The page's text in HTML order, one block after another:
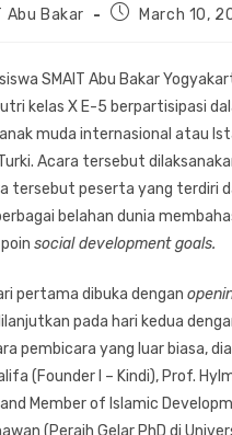
Abu Bakar
PostMarch 10,
SMAIT Abu Bakar
kelas X E-5 berpartisipasi
muda internasional atau
Acara tersebut
tersebut peserta yang terdiri
belahan dunia
social development goals.
pertama dibuka dengan
pada hari kedua
pembicara yang luar biasa,
(Founder I – Kindi), Prof.
Member of Islamic
(Peraih Gelar PhD di